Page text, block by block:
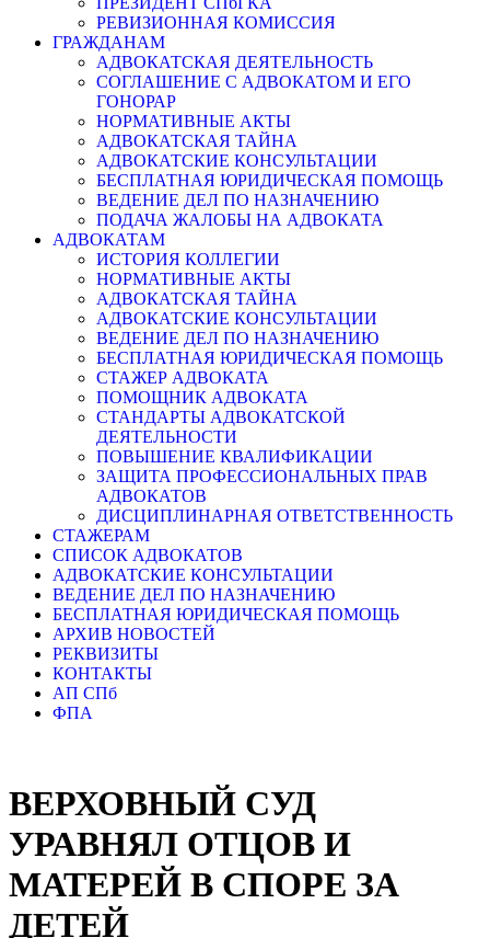
РЕВИЗИОННАЯ КОМИССИЯ
ГРАЖДАНАМ
АДВОКАТСКАЯ ДЕЯТЕЛЬНОСТЬ
СОГЛАШЕНИЕ С АДВОКАТОМ И ЕГО
ГОНОРАР
НОРМАТИВНЫЕ АКТЫ
АДВОКАТСКАЯ ТАЙНА
АДВОКАТСКИЕ КОНСУЛЬТАЦИИ
БЕСПЛАТНАЯ ЮРИДИЧЕСКАЯ ПОМОЩЬ
ВЕДЕНИЕ ДЕЛ ПО НАЗНАЧЕНИЮ
ПОДАЧА ЖАЛОБЫ НА АДВОКАТА
АДВОКАТАМ
ИСТОРИЯ КОЛЛЕГИИ
НОРМАТИВНЫЕ АКТЫ
АДВОКАТСКАЯ ТАЙНА
АДВОКАТСКИЕ КОНСУЛЬТАЦИИ
ВЕДЕНИЕ ДЕЛ ПО НАЗНАЧЕНИЮ
БЕСПЛАТНАЯ ЮРИДИЧЕСКАЯ ПОМОЩЬ
СТАЖЕР АДВОКАТА
ПОМОЩНИК АДВОКАТА
СТАНДАРТЫ АДВОКАТСКОЙ
ДЕЯТЕЛЬНОСТИ
ПОВЫШЕНИЕ КВАЛИФИКАЦИИ
ЗАЩИТА ПРОФЕССИОНАЛЬНЫХ ПРАВ
АДВОКАТОВ
ДИСЦИПЛИНАРНАЯ ОТВЕТСТВЕННОСТЬ
СТАЖЕРАМ
СПИСОК АДВОКАТОВ
АДВОКАТСКИЕ КОНСУЛЬТАЦИИ
ВЕДЕНИЕ ДЕЛ ПО НАЗНАЧЕНИЮ
БЕСПЛАТНАЯ ЮРИДИЧЕСКАЯ ПОМОЩЬ
АРХИВ НОВОСТЕЙ
РЕКВИЗИТЫ
КОНТАКТЫ
АП СПб
ФПА
ВЕРХОВНЫЙ СУД
УРАВНЯЛ ОТЦОВ И
МАТЕРЕЙ В СПОРЕ ЗА
ДЕТЕЙ